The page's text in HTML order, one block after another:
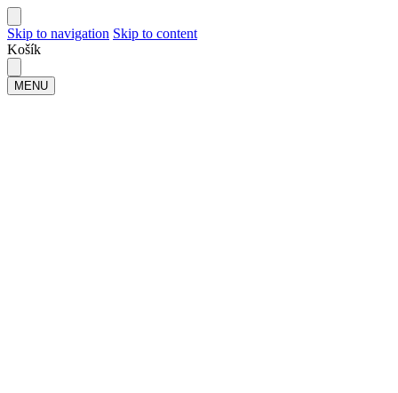
Skip to navigation Skip to content
Košík
MENU